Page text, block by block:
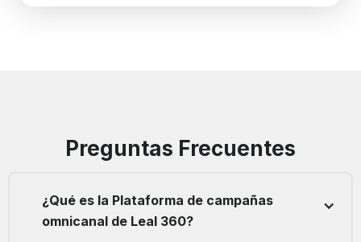
Preguntas Frecuentes
¿Qué es la Plataforma de campañas
omnicanal de Leal 360?